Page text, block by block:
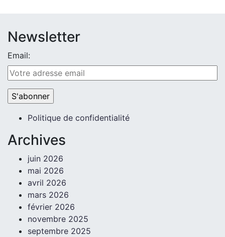
Newsletter
Email:
Politique de confidentialité
Archives
juin 2026
mai 2026
avril 2026
mars 2026
février 2026
novembre 2025
septembre 2025